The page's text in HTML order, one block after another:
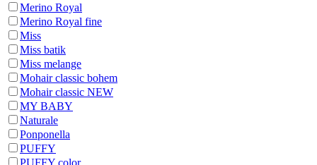
Merino Royal
Merino Royal fine
Miss
Miss batik
Miss melange
Mohair classic bohem
Mohair classic NEW
MY BABY
Naturale
Ponponella
PUFFY
PUFFY color